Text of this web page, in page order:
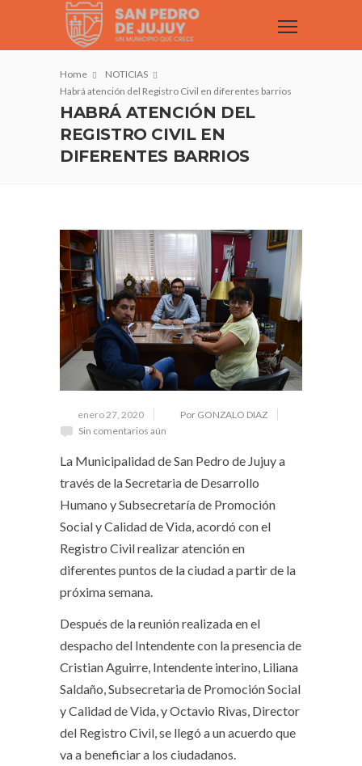
Home
NOTICIAS
Habrá atención del Registro Civil en diferentes barrios
HABRÁ ATENCIÓN DEL
REGISTRO CIVIL EN
DIFERENTES BARRIOS
enero 27, 2020
Por GONZALO DIAZ
Sin comentarios aún
La Municipalidad de San Pedro de Jujuy a
través de la Secretaria de Desarrollo
Humano y Subsecretaría de Promoción
Social y Calidad de Vida, acordó con el
Registro Civil realizar atención en
diferentes puntos de la ciudad a partir de la
próxima semana.
Después de la reunión realizada en el
despacho del Intendente con la presencia de
Cristian Aguirre, Intendente interino, Liliana
Saldaño, Subsecretaria de Promoción Social
y Calidad de Vida, y Octavio Rivas, Director
del Registro Civil, se llegó a un acuerdo que
va a beneficiar a los ciudadanos.